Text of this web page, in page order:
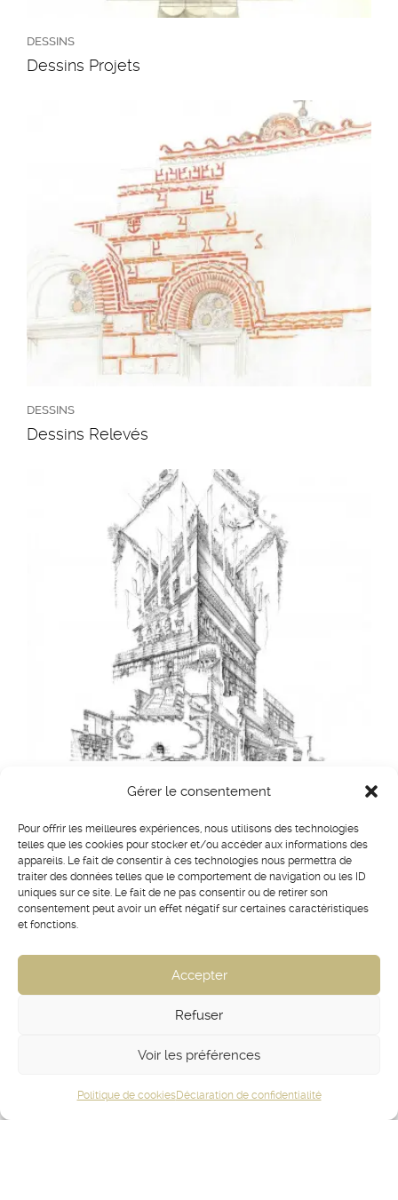
Gérer le consentement
Pour offrir les meilleures expériences, nous utilisons des technologies
telles que les cookies pour stocker et/ou accéder aux informations des
appareils. Le fait de consentir à ces technologies nous permettra de
traiter des données telles que le comportement de navigation ou les ID
uniques sur ce site. Le fait de ne pas consentir ou de retirer son
consentement peut avoir un effet négatif sur certaines caractéristiques
et fonctions.
Accepter
Refuser
Voir les préférences
Politique de cookiesDéclaration de confidentialité
DESSINS
Dessins Projets
DESSINS
Dessins Relevés